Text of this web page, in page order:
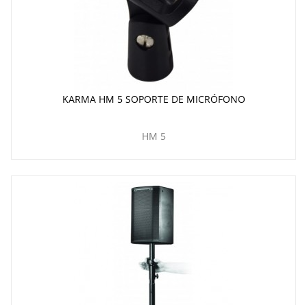
KARMA HM 5 SOPORTE DE MICRÓFONO
HM 5